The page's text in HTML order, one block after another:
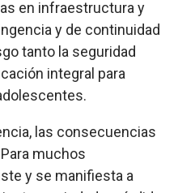
en infraestructura y
y de continuidad
tanto la seguridad
integral para
las consecuencias
muchos
y se manifiesta a